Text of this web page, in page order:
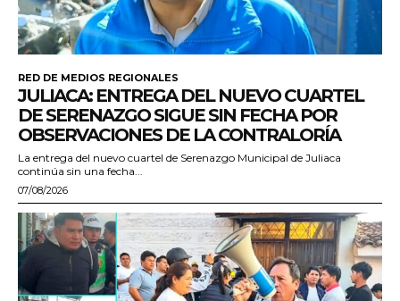
RED DE MEDIOS REGIONALES
JULIACA: ENTREGA DEL NUEVO CUARTEL
DE SERENAZGO SIGUE SIN FECHA POR
OBSERVACIONES DE LA CONTRALORÍA
La entrega del nuevo cuartel de Serenazgo Municipal de Juliaca
continúa sin una fecha...
07/08/2026